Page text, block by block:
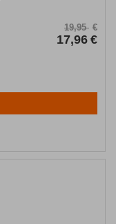
19,95 €
17,96 €